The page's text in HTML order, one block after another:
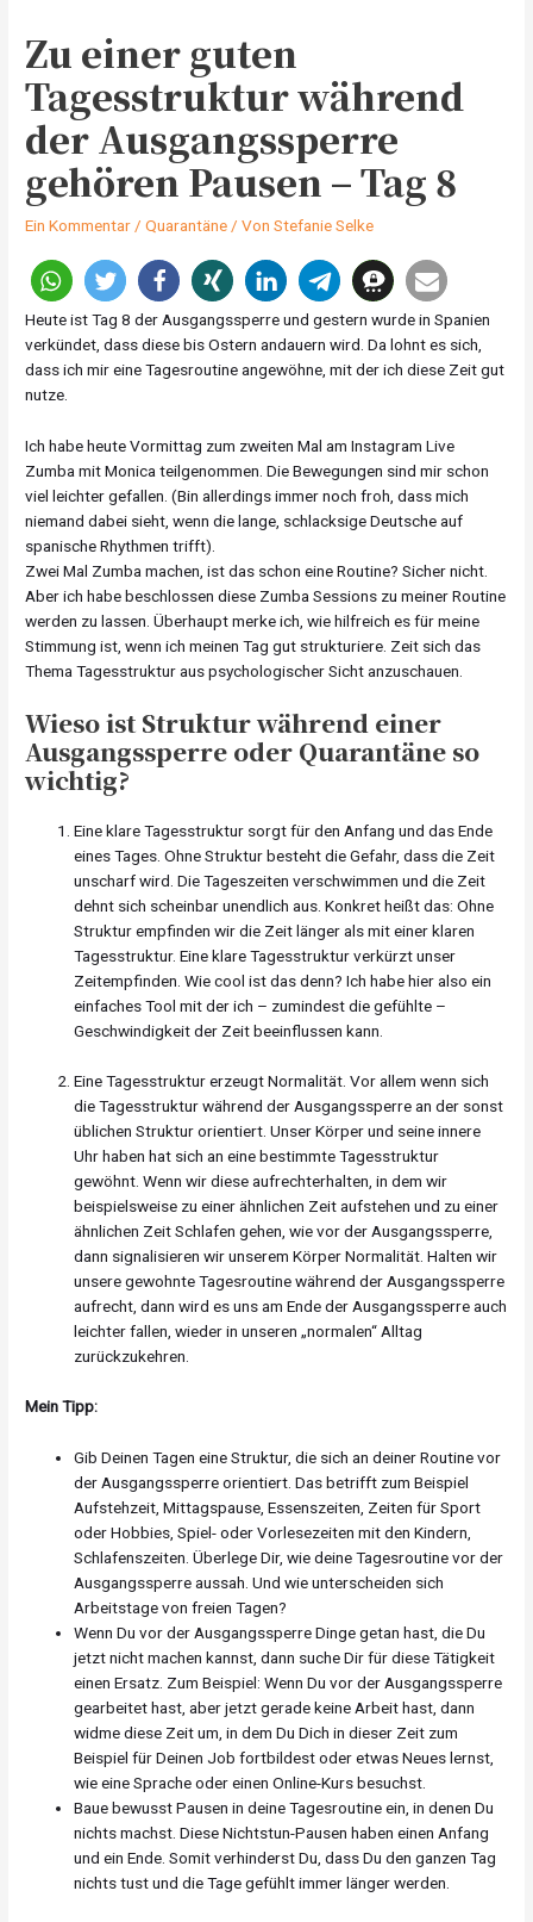
Zu einer guten
Tagesstruktur während
der Ausgangssperre
gehören Pausen – Tag 8
Ein Kommentar /Quarantäne / VonStefanie Selke
Heute ist Tag 8 der Ausgangssperre und gestern wurde in Spanien
verkündet, dass diese bis Ostern andauern wird. Da lohnt es sich,
dass ich mir eine Tagesroutine angewöhne, mit der ich diese Zeit gut
nutze.
Ich habe heute Vormittag zum zweiten Mal am Instagram Live
Zumba mit Monica teilgenommen. Die Bewegungen sind mir schon
viel leichter gefallen. (Bin allerdings immer noch froh, dass mich
niemand dabei sieht, wenn die lange, schlacksige Deutsche auf
spanische Rhythmen trifft).
Zwei Mal Zumba machen, ist das schon eine Routine? Sicher nicht.
Aber ich habe beschlossen diese Zumba Sessions zu meiner Routine
werden zu lassen. Überhaupt merke ich, wie hilfreich es für meine
Stimmung ist, wenn ich meinen Tag gut strukturiere. Zeit sich das
Thema Tagesstruktur aus psychologischer Sicht anzuschauen.
Wieso ist Struktur während einer
Ausgangssperre oder Quarantäne so
wichtig?
Eine klare Tagesstruktur sorgt für den Anfang und das Ende
eines Tages. Ohne Struktur besteht die Gefahr, dass die Zeit
unscharf wird. Die Tageszeiten verschwimmen und die Zeit
dehnt sich scheinbar unendlich aus. Konkret heißt das: Ohne
Struktur empfinden wir die Zeit länger als mit einer klaren
Tagesstruktur. Eine klare Tagesstruktur verkürzt unser
Zeitempfinden. Wie cool ist das denn? Ich habe hier also ein
einfaches Tool mit der ich – zumindest die gefühlte –
Geschwindigkeit der Zeit beeinflussen kann.
Eine Tagesstruktur erzeugt Normalität. Vor allem wenn sich
die Tagesstruktur während der Ausgangssperre an der sonst
üblichen Struktur orientiert. Unser Körper und seine innere
Uhr haben hat sich an eine bestimmte Tagesstruktur
gewöhnt. Wenn wir diese aufrechterhalten, in dem wir
beispielsweise zu einer ähnlichen Zeit aufstehen und zu einer
ähnlichen Zeit Schlafen gehen, wie vor der Ausgangssperre,
dann signalisieren wir unserem Körper Normalität. Halten wir
unsere gewohnte Tagesroutine während der Ausgangssperre
aufrecht, dann wird es uns am Ende der Ausgangssperre auch
leichter fallen, wieder in unseren „normalen“ Alltag
zurückzukehren.
Mein Tipp:
Gib Deinen Tagen eine Struktur, die sich an deiner Routine vor
der Ausgangssperre orientiert. Das betrifft zum Beispiel
Aufstehzeit, Mittagspause, Essenszeiten, Zeiten für Sport
oder Hobbies, Spiel- oder Vorlesezeiten mit den Kindern,
Schlafenszeiten. Überlege Dir, wie deine Tagesroutine vor der
Ausgangssperre aussah. Und wie unterscheiden sich
Arbeitstage von freien Tagen?
Wenn Du vor der Ausgangssperre Dinge getan hast, die Du
jetzt nicht machen kannst, dann suche Dir für diese Tätigkeit
einen Ersatz. Zum Beispiel: Wenn Du vor der Ausgangssperre
gearbeitet hast, aber jetzt gerade keine Arbeit hast, dann
widme diese Zeit um, in dem Du Dich in dieser Zeit zum
Beispiel für Deinen Job fortbildest oder etwas Neues lernst,
wie eine Sprache oder einen Online-Kurs besuchst.
Baue bewusst Pausen in deine Tagesroutine ein, in denen Du
nichts machst. Diese Nichtstun-Pausen haben einen Anfang
und ein Ende. Somit verhinderst Du, dass Du den ganzen Tag
nichts tust und die Tage gefühlt immer länger werden.